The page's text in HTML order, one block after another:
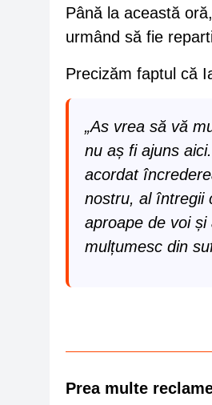
Până la această
urmând să fie
Precizăm faptul că
„As vrea să vă
nu aș fi ajuns
acordat
nostru, al întregii
aproape de voi
mulțumesc din
Prea multe